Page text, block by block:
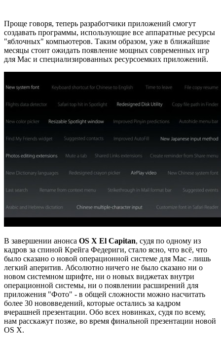
Проще говоря, теперь разработчики приложений смогут
создавать программы, использующие все аппаратные ресурсы
"яблочных" компьютеров. Таким образом, уже в ближайшие
месяцы стоит ожидать появление мощных современных игр
для Mac и специализированных ресурсоемких приложений.
В завершении анонса OS X El Capitan, судя по одному из
кадров за спиной Крейга Федериги, стало ясно, что всё, что
было сказано о новой операционной системе для Mac - лишь
легкий аперитив. Абсолютно ничего не было сказано ни о
новом системном шрифте, ни о новых виджетах внутри
операционной системы, ни о появлении расширений для
приложения "Фото" - в общей сложности можно насчитать
более 30 нововведений, которые остались за кадром
вчерашней презентации. Обо всех новинках, судя по всему,
нам расскажут позже, во время финальной презентации новой
OS X.